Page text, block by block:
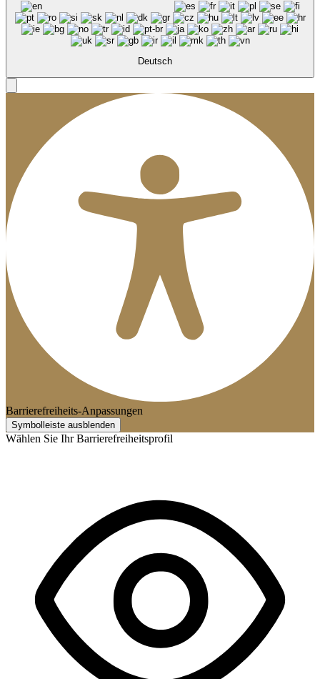
Deutsch
Barrierefreiheits-Anpassungen
Symbolleiste ausblenden
Wählen Sie Ihr Barrierefreiheitsprofil